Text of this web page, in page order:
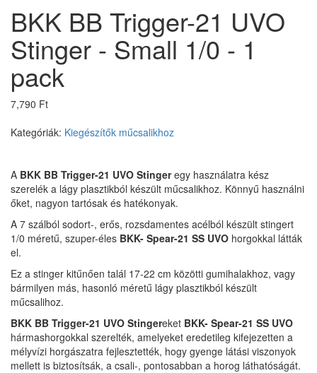
BKK BB Trigger-21 UVO
Stinger - Small 1/0 - 1
pack
7,790 Ft
Kategóriák: Kiegészítők műcsalikhoz
A BKK BB Trigger-21 UVO Stingeregy használatra kész
szerelék a lágy plasztikból készült műcsalikhoz. Könnyű használni
őket, nagyon tartósak és hatékonyak.
A 7 szálból sodort-, erős, rozsdamentes acélból készült stingert
1/0 méretű, szuper-éles BKK- Spear-21 SS UVO horgokkal látták
el.
Ez a stinger kitűnően talál 17-22 cm közötti gumihalakhoz, vagy
bármilyen más, hasonló méretű lágy plasztikból készült
műcsalihoz.
BKK BB Trigger-21 UVO Stingereket BKK- Spear-21 SS UVO
hármashorgokkal szerelték, amelyeket eredetileg kifejezetten a
mélyvízi horgászatra fejlesztették, hogy gyenge látási viszonyok
mellett is biztosítsák, a csali-, pontosabban a horog láthatóságát.